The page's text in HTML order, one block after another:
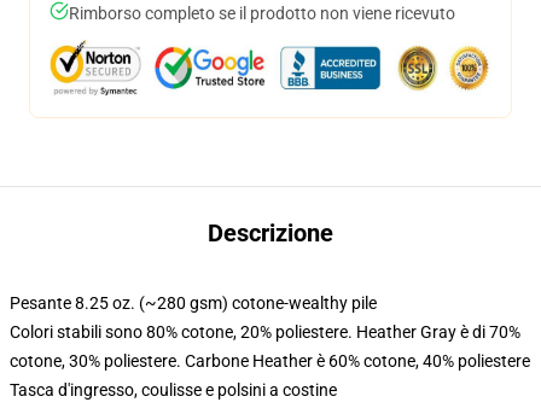
Rimborso completo se il prodotto non viene ricevuto
Descrizione
Pesante 8.25 oz. (~280 gsm) cotone-wealthy pile
Colori stabili sono 80% cotone, 20% poliestere. Heather Gray è di 70%
cotone, 30% poliestere. Carbone Heather è 60% cotone, 40% poliestere
Tasca d'ingresso, coulisse e polsini a costine